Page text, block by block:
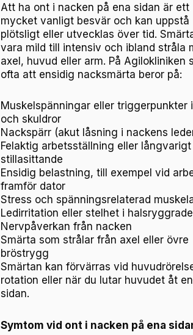
Att ha ont i nacken på ena sidan är ett
mycket vanligt besvär och kan uppstå
plötsligt eller utvecklas över tid.
vara mild till intensiv och ibland stråla
axel, huvud eller arm. På Agilokliniken
ofta att ensidig nacksmärta beror på:
Muskelspänningar eller triggerpunkter
och skuldror
Nackspärr (akut låsning i nackens
Felaktig arbetsställning eller långvarigt
stillasittande
Ensidig belastning, till exempel vid
framför dator
Stress och spänningsrelaterad
Ledirritation eller stelhet i
Nervpåverkan från nacken
Smärta som strålar från axel eller övre
bröstrygg
Smärtan kan förvärras vid
rotation eller när du lutar huvudet åt
sidan.
Symtom vid ont i nacken på ena